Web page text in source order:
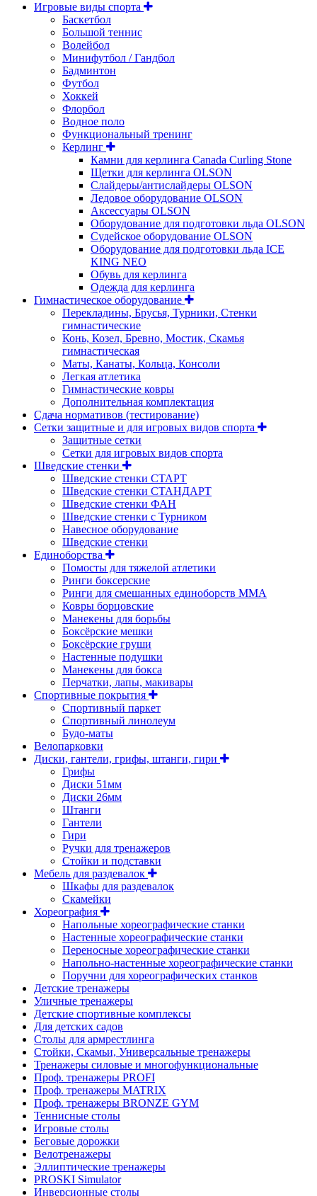
Игровые виды спорта
Баскетбол
Большой теннис
Волейбол
Минифутбол / Гандбол
Бадминтон
Футбол
Хоккей
Флорбол
Водное поло
Функциональный тренинг
Керлинг
Камни для керлинга Canada Curling Stone
Щетки для керлинга OLSON
Слайдеры/антислайдеры OLSON
Ледовое оборудование OLSON
Аксессуары OLSON
Оборудование для подготовки льда OLSON
Судейское оборудование OLSON
Оборудование для подготовки льда ICE
KING NEO
Обувь для керлинга
Одежда для керлинга
Гимнастическое оборудование
Перекладины, Брусья, Турники, Стенки
гимнастические
Конь, Козел, Бревно, Мостик, Скамья
гимнастическая
Маты, Канаты, Кольца, Консоли
Легкая атлетика
Гимнастические ковры
Дополнительная комплектация
Сдача нормативов (тестирование)
Сетки защитные и для игровых видов спорта
Защитные сетки
Сетки для игровых видов спорта
Шведские стенки
Шведские стенки СТАРТ
Шведские стенки СТАНДАРТ
Шведские стенки ФАН
Шведские стенки с Турником
Навесное оборудование
Шведские стенки
Единоборства
Помосты для тяжелой атлетики
Ринги боксерские
Ринги для смешанных единоборств ММА
Ковры борцовские
Манекены для борьбы
Боксёрские мешки
Боксёрские груши
Настенные подушки
Манекены для бокса
Перчатки, лапы, макивары
Спортивные покрытия
Спортивный паркет
Спортивный линолеум
Будо-маты
Велопарковки
Диски, гантели, грифы, штанги, гири
Грифы
Диски 51мм
Диски 26мм
Штанги
Гантели
Гири
Ручки для тренажеров
Стойки и подставки
Мебель для раздевалок
Шкафы для раздевалок
Скамейки
Хореография
Напольные хореографические станки
Настенные хореографические станки
Переносные хореографические станки
Напольно-настенные хореографические станки
Поручни для хореографических станков
Детские тренажеры
Уличные тренажеры
Детские спортивные комплексы
Для детских садов
Столы для армрестлинга
Стойки, Скамьи, Универсальные тренажеры
Тренажеры силовые и многофункциональные
Проф. тренажеры PROFI
Проф. тренажеры MATRIX
Проф. тренажеры BRONZE GYM
Теннисные столы
Игровые столы
Беговые дорожки
Велотренажеры
Эллиптические тренажеры
PROSKI Simulator
Инверсионные столы